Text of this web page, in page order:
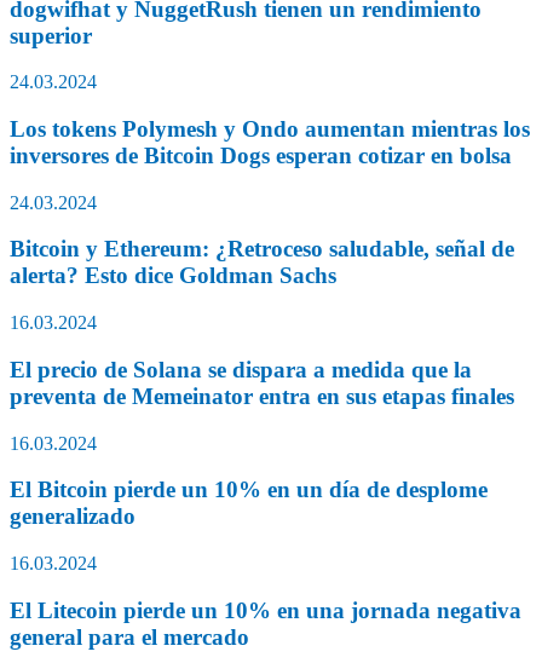
dogwifhat y NuggetRush tienen un rendimiento
superior
24.03.2024
Los tokens Polymesh y Ondo aumentan mientras los
inversores de Bitcoin Dogs esperan cotizar en bolsa
24.03.2024
Bitcoin y Ethereum: ¿Retroceso saludable, señal de
alerta? Esto dice Goldman Sachs
16.03.2024
El precio de Solana se dispara a medida que la
preventa de Memeinator entra en sus etapas finales
16.03.2024
El Bitcoin pierde un 10% en un día de desplome
generalizado
16.03.2024
El Litecoin pierde un 10% en una jornada negativa
general para el mercado